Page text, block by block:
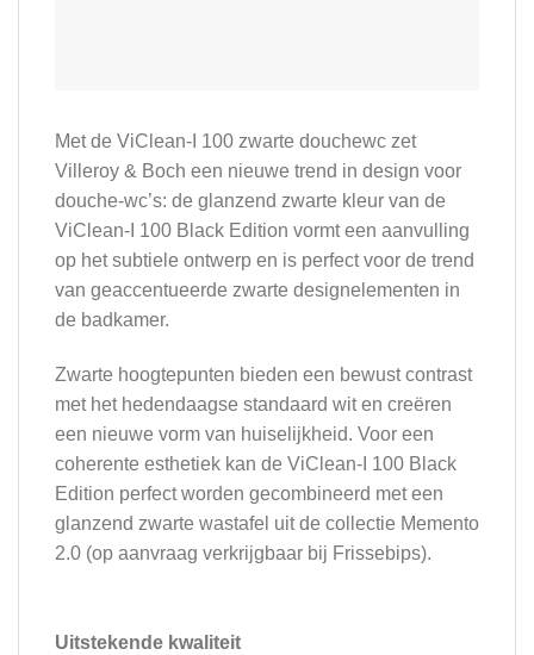
Met de ViClean-I 100 zwarte douchewc zet
Villeroy & Boch een nieuwe trend in design voor
douche-wc’s: de glanzend zwarte kleur van de
ViClean-I 100 Black Edition vormt een aanvulling
op het subtiele ontwerp en is perfect voor de trend
van geaccentueerde zwarte designelementen in
de badkamer.
Zwarte hoogtepunten bieden een bewust contrast
met het hedendaagse standaard wit en creëren
een nieuwe vorm van huiselijkheid. Voor een
coherente esthetiek kan de ViClean-I 100 Black
Edition perfect worden gecombineerd met een
glanzend zwarte wastafel uit de collectie Memento
2.0 (op aanvraag verkrijgbaar bij Frissebips).
Uitstekende kwaliteit